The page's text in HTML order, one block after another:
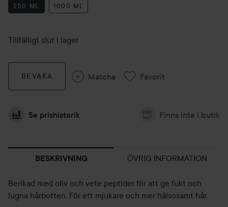
250 ML 1000 ML
Tillfälligt slut i lager
BEVAKA Matcha Favorit
Se prishistorik Finns inte i butik
BESKRIVNING ÖVRIG INFORMATION
Berikad med oliv och vete peptider för att ge fukt och
lugna hårbotten. För ett mjukare och mer hälsosamt hår.